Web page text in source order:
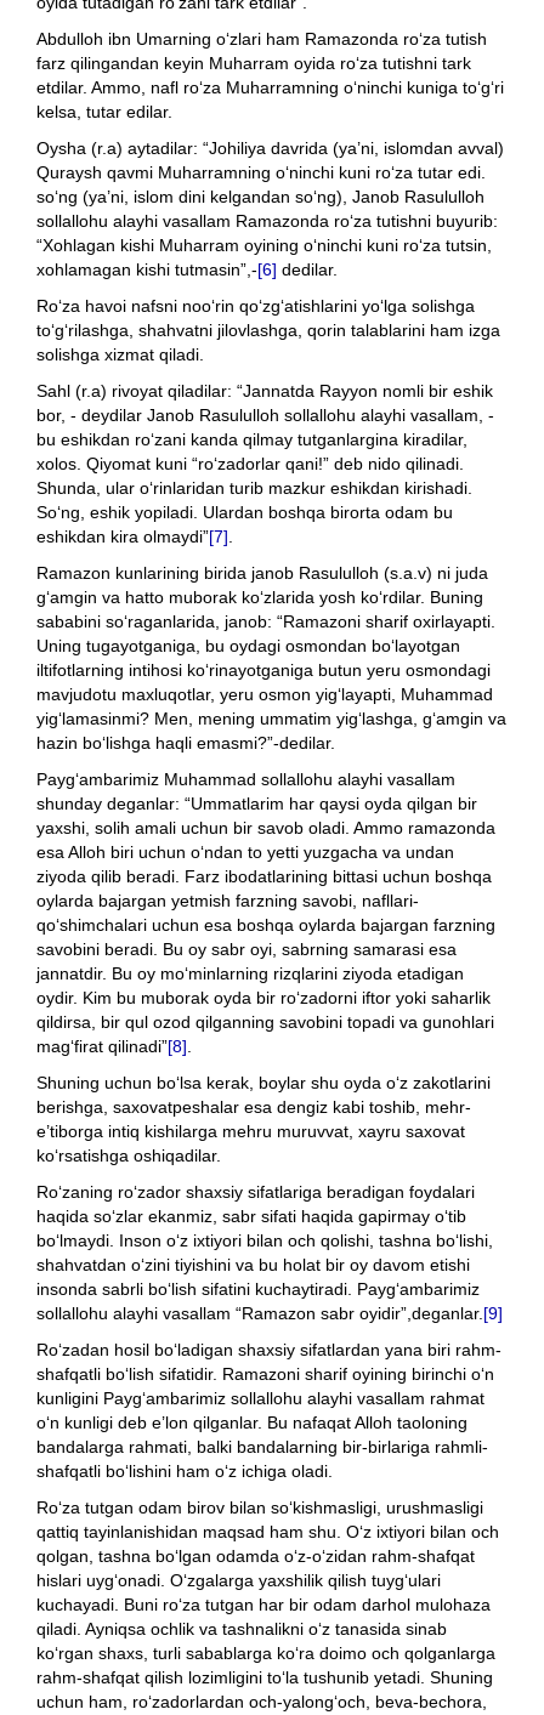
Abdulloh ibn Umarning o‘zlari ham Ramazonda ro‘za tutish
farz qilingandan keyin Muharram oyida ro‘za tutishni tark
etdilar. Ammo, nafl ro‘za Muharramning o‘ninchi kuniga to‘g‘ri
kelsa, tutar edilar.
Oysha (r.a) aytadilar: “Johiliya davrida (ya’ni, islomdan avval)
Quraysh qavmi Muharramning o‘ninchi kuni ro‘za tutar edi.
so‘ng (ya’ni, islom dini kelgandan so‘ng), Janob Rasululloh
sollallohu alayhi vasallam Ramazonda ro‘za tutishni buyurib:
“Xohlagan kishi Muharram oyining o‘ninchi kuni ro‘za tutsin,
xohlamagan kishi tutmasin”,-[6] dedilar.
Ro‘za havoi nafsni noo‘rin qo‘zg‘atishlarini yo‘lga solishga
to‘g‘rilashga, shahvatni jilovlashga, qorin talablarini ham izga
solishga xizmat qiladi.
Sahl (r.a) rivoyat qiladilar: “Jannatda Rayyon nomli bir eshik
bor, - deydilar Janob Rasululloh sollallohu alayhi vasallam, -
bu eshikdan ro‘zani kanda qilmay tutganlargina kiradilar,
xolos. Qiyomat kuni “ro‘zadorlar qani!” deb nido qilinadi.
Shunda, ular o‘rinlaridan turib mazkur eshikdan kirishadi.
So‘ng, eshik yopiladi. Ulardan boshqa birorta odam bu
eshikdan kira olmaydi”[7]
Ramazon kunlarining birida janob Rasululloh (s.a.v) ni juda
g‘amgin va hatto muborak ko‘zlarida yosh ko‘rdilar. Buning
sababini so‘raganlarida, janob: “Ramazoni sharif oxirlayapti.
Uning tugayotganiga, bu oydagi osmondan bo‘layotgan
iltifotlarning intihosi ko‘rinayotganiga butun yeru osmondagi
mavjudotu maxluqotlar, yeru osmon yig‘layapti, Muhammad
yig‘lamasinmi? Men, mening ummatim yig‘lashga, g‘amgin va
hazin bo‘lishga haqli emasmi?”-dedilar.
Payg‘ambarimiz Muhammad sollallohu alayhi vasallam
shunday deganlar: “Ummatlarim har qaysi oyda qilgan bir
yaxshi, solih amali uchun bir savob oladi. Ammo ramazonda
esa Alloh biri uchun o‘ndan to yetti yuzgacha va undan
ziyoda qilib beradi. Farz ibodatlarining bittasi uchun boshqa
oylarda bajargan yetmish farzning savobi, nafllari-
qo‘shimchalari uchun esa boshqa oylarda bajargan farzning
savobini beradi. Bu oy sabr oyi, sabrning samarasi esa
jannatdir. Bu oy mo‘minlarning rizqlarini ziyoda etadigan
oydir. Kim bu muborak oyda bir ro‘zadorni iftor yoki saharlik
qildirsa, bir qul ozod qilganning savobini topadi va gunohlari
mag‘firat qilinadi”[8]
Shuning uchun bo‘lsa kerak, boylar shu oyda o‘z zakotlarini
berishga, saxovatpeshalar esa dengiz kabi toshib, mehr-
e’tiborga intiq kishilarga mehru muruvvat, xayru saxovat
ko‘rsatishga oshiqadilar.
Ro‘zaning ro‘zador shaxsiy sifatlariga beradigan foydalari
haqida so‘zlar ekanmiz, sabr sifati haqida gapirmay o‘tib
bo‘lmaydi. Inson o‘z ixtiyori bilan och qolishi, tashna bo‘lishi,
shahvatdan o‘zini tiyishini va bu holat bir oy davom etishi
insonda sabrli bo‘lish sifatini kuchaytiradi. Payg‘ambarimiz
sollallohu alayhi vasallam “Ramazon sabr oyidir”,deganlar. [9]
Ro‘zadan hosil bo‘ladigan shaxsiy sifatlardan yana biri rahm-
shafqatli bo‘lish sifatidir. Ramazoni sharif oyining birinchi o‘n
kunligini Payg‘ambarimiz sollallohu alayhi vasallam rahmat
o‘n kunligi deb e’lon qilganlar. Bu nafaqat Alloh taoloning
bandalarga rahmati, balki bandalarning bir-birlariga rahmli-
shafqatli bo‘lishini ham o‘z ichiga oladi.
Ro‘za tutgan odam birov bilan so‘kishmasligi, urushmasligi
qattiq tayinlanishidan maqsad ham shu. O‘z ixtiyori bilan och
qolgan, tashna bo‘lgan odamda o‘z-o‘zidan rahm-shafqat
hislari uyg‘onadi. O‘zgalarga yaxshilik qilish tuyg‘ulari
kuchayadi. Buni ro‘za tutgan har bir odam darhol mulohaza
qiladi. Ayniqsa ochlik va tashnalikni o‘z tanasida sinab
ko‘rgan shaxs, turli sabablarga ko‘ra doimo och qolganlarga
rahm-shafqat qilish lozimligini to‘la tushunib yetadi. Shuning
uchun ham, ro‘zadorlardan och-yalong‘och, beva-bechora,